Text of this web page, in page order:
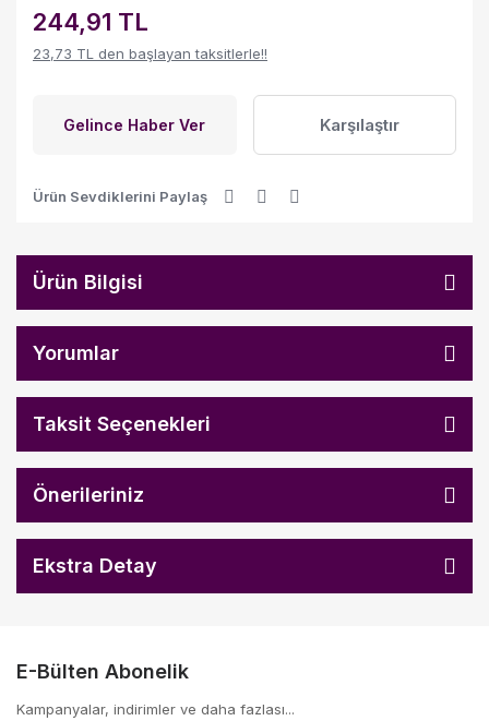
244,91 TL
23,73 TL den başlayan taksitlerle!!
Gelince Haber Ver Karşılaştır
Ürün Sevdiklerini Paylaş
Ürün Bilgisi
Yorumlar
Taksit Seçenekleri
Önerileriniz
Ekstra Detay
E-Bülten Abonelik
Kampanyalar, indirimler ve daha fazlası...